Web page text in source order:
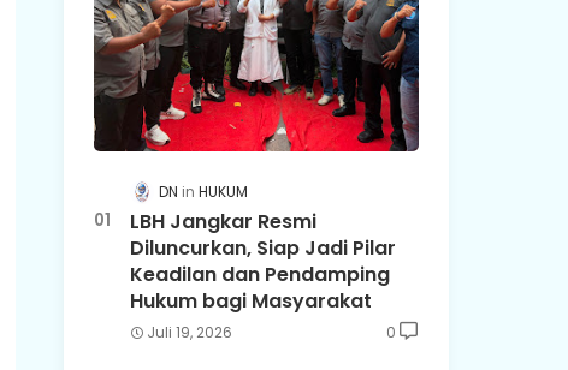
DN HUKUM
LBH Jangkar Resmi
Diluncurkan, Siap Jadi Pilar
Keadilan dan Pendamping
Hukum bagi Masyarakat
Juli 19, 2026 0